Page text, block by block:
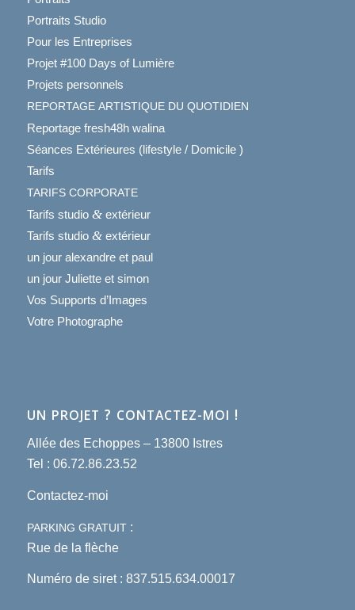
Portraits Studio
Pour les Entreprises
Projet #100 Days of Lumière
Projets personnels
REPORTAGE ARTISTIQUE DU QUOTIDIEN
Reportage fresh48h walina
Séances Extérieures (lifestyle / Domicile )
Tarifs
TARIFS CORPORATE
Tarifs studio &extérieur
Tarifs studio &extérieur
un jour alexandre et paul
un jour Juliette et simon
Vos Supports d’Images
Votre Photographe
UN PROJET ? CONTACTEZ-MOI !
Allée des Echoppes – 13800 Istres
Tel : 06.72.86.23.52
Contactez-moi
PARKING GRATUIT:
Rue de la flèche
Numéro de siret : 837.515.634.00017